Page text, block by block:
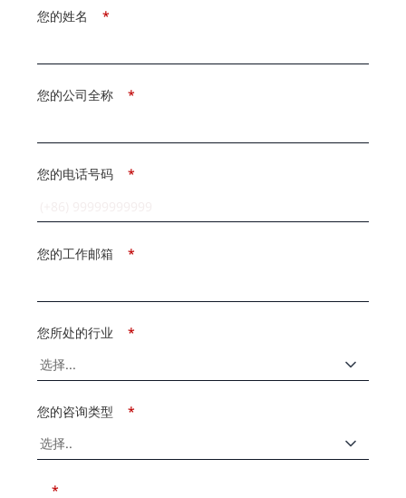
*
您的姓名
*
您的公司全称
*
您的电话号码
*
您的工作邮箱
*
您所处的行业
*
您的咨询类型
*